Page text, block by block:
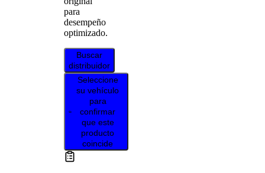
para
desempeño
optimizado.
Buscar
distribuidor
Seleccione
su vehículo
para
confirmar
que este
producto
coincide